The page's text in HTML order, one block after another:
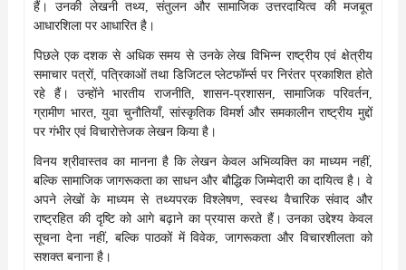
हैं। उनकी लेखनी तथ्य, संतुलन और सामाजिक उत्तरदायित्व की मजबूत
आधारशिला पर आधारित है।
पिछले एक दशक से अधिक समय से उनके लेख विभिन्न राष्ट्रीय एवं क्षेत्रीय
समाचार पत्रों, पत्रिकाओं तथा डिजिटल प्लेटफॉर्म्स पर निरंतर प्रकाशित होते
रहे हैं। उन्होंने भारतीय राजनीति, शासन-प्रशासन, सामाजिक परिवर्तन,
ग्रामीण भारत, युवा चुनौतियाँ, सांस्कृतिक विमर्श और समकालीन राष्ट्रीय मुद्दों
पर गंभीर एवं विचारोत्तेजक लेखन किया है।
विनय श्रीवास्तव का मानना है कि लेखन केवल अभिव्यक्ति का माध्यम नहीं,
बल्कि सामाजिक जागरूकता का साधन और बौद्धिक जिम्मेदारी का दायित्व है। वे
अपने लेखों के माध्यम से तथ्यपरक विश्लेषण, स्वस्थ वैचारिक संवाद और
राष्ट्रहित की दृष्टि को आगे बढ़ाने का प्रयास करते हैं। उनका उद्देश्य केवल
सूचना देना नहीं, बल्कि पाठकों में विवेक, जागरूकता और विचारशीलता को
सशक्त बनाना है।